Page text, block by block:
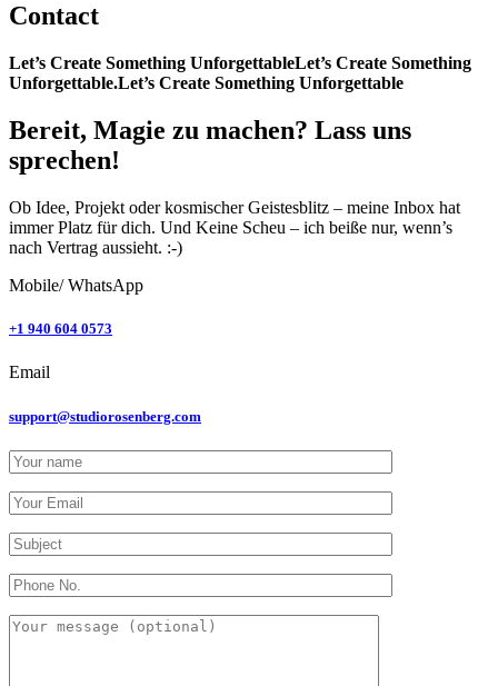
Contact
Let’s Create Something UnforgettableLet’s Create Something
Unforgettable.Let’s Create Something Unforgettable
Bereit, Magie zu machen? Lass uns
sprechen!
Ob Idee, Projekt oder kosmischer Geistesblitz – meine Inbox hat
immer Platz für dich. Und Keine Scheu – ich beiße nur, wenn’s
nach Vertrag aussieht. :-)
Mobile/ WhatsApp
+1 940 604 0573
Email
support@studiorosenberg.com